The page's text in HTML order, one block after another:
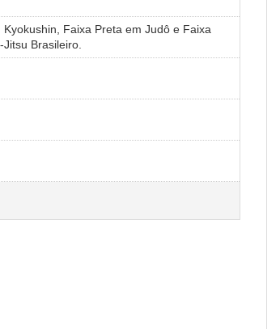
Kyokushin, Faixa Preta em Judô e Faixa
Brasileiro.